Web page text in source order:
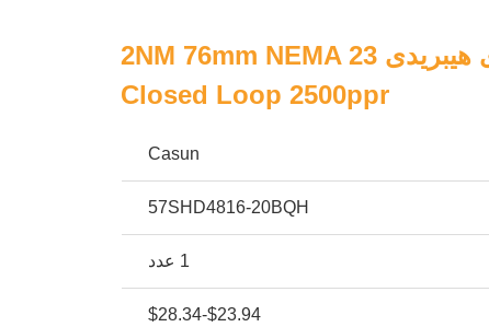
موتور پله ای هیبریدی 2NM 76mm NEMA 23
Closed Loop 2500ppr
Casun
57SHD4816-20BQH
1 عدد
$23.94-$28.34